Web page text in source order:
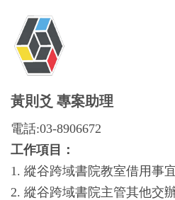
黃則爻 專案助理
電話:03-8906672
工作項目：
1. 縱谷跨域書院教室借用事宜
2. 縱谷跨域書院主管其他交